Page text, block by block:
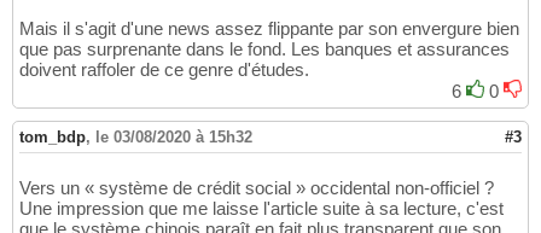
Mais il s'agit d'une news assez flippante par son envergure bien
que pas surprenante dans le fond. Les banques et assurances
doivent raffoler de ce genre d'études.
6
0
tom_bdp, le 03/08/2020 à 15h32 #3
Vers un « système de crédit social » occidental non-officiel ?
Une impression que me laisse l'article suite à sa lecture, c'est